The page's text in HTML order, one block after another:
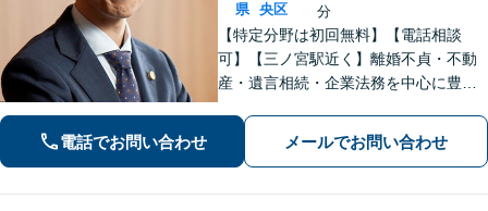
県 央区
分
【特定分野は初回無料】【電話相談
可】【三ノ宮駅近く】離婚不貞・不動
産・遺言相続・企業法務を中心に豊富
ために」をモットーに、高い専門性を
もって最善の解決を実現します。お気
電話でお問い合わせ メールでお問い合わせ